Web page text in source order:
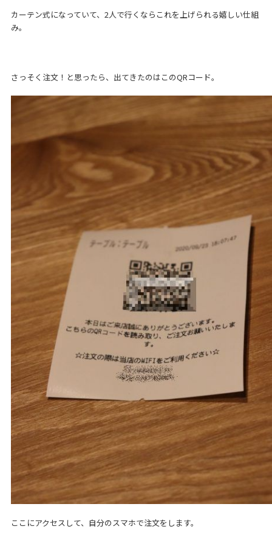
カーテン式になっていて、2人で行くならこれを上げられる嬉しい仕組
み。
さっそく注文！と思ったら、出てきたのはこのQRコード。
ここにアクセスして、自分のスマホで注文をします。